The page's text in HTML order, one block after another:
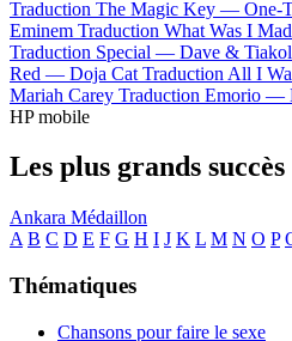
Traduction The Magic Key — One-
Eminem Traduction What Was I
Traduction Special — Dave &
Red — Doja Cat Traduction All I
Mariah Carey Traduction Emorio —
HP mobile
Les plus grands
Ankara Médaillon
A B C D E F G H I J K L M N O P
Thématiques
Chansons pour faire le sexe